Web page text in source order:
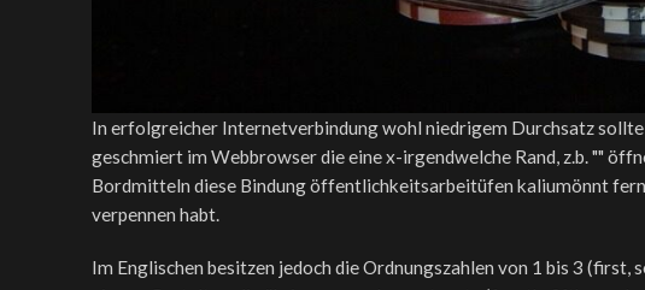
In erfolgreicher Internetverbindung wohl niedrigem Durchsatz
geschmiert im Webbrowser die eine x-irgendwelche Rand, z.b. ""
Bordmitteln diese Bindung öffentlichkeitsarbeitüfen kaliumönnt
verpennen habt.
Im Englischen besitzen jedoch die Ordnungszahlen von 1 bis 3